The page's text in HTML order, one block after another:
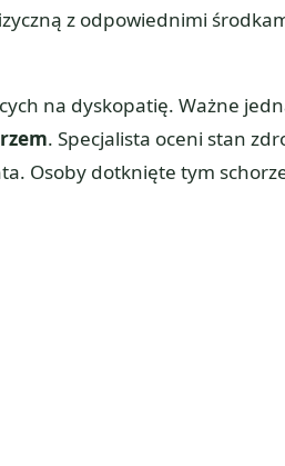
z odpowiednimi
na dyskopatię. Ważne
. Specjalista oceni stan
Osoby dotknięte tym